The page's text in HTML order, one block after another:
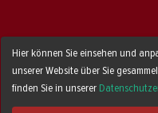
Hier können Sie einsehen und
unserer Website über Sie
finden Sie in unserer